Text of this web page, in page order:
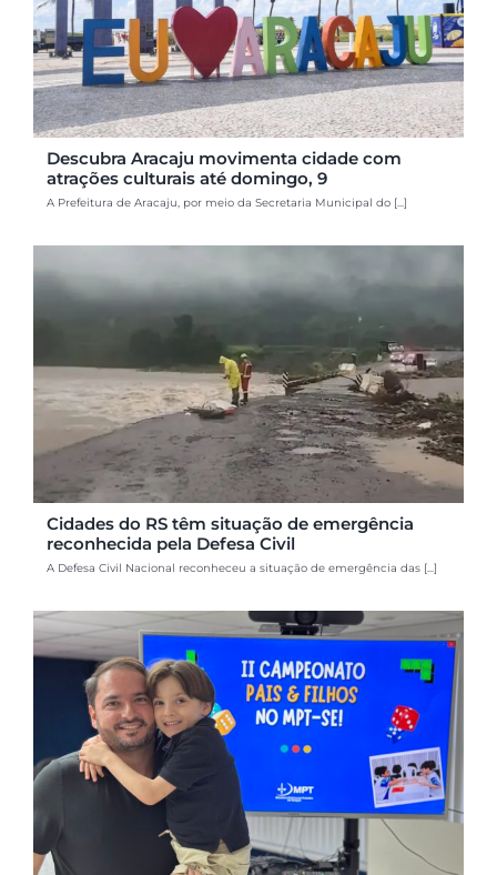
Descubra Aracaju movimenta cidade com
atrações culturais até domingo, 9
A Prefeitura de Aracaju, por meio da Secretaria Municipal do [...]
Cidades do RS têm situação de emergência
reconhecida pela Defesa Civil
A Defesa Civil Nacional reconheceu a situação de emergência das [...]